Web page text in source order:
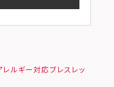
ルギー対応ブレスレッ